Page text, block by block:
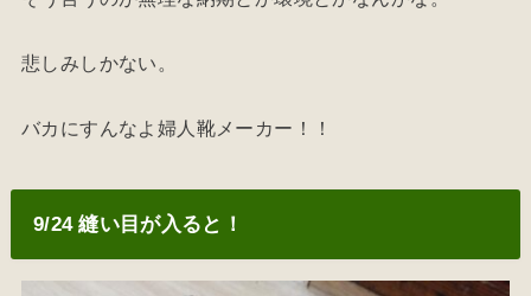
悲しみしかない。
バカにすんなよ婦人靴メーカー！！
9/24 縫い目が入ると！